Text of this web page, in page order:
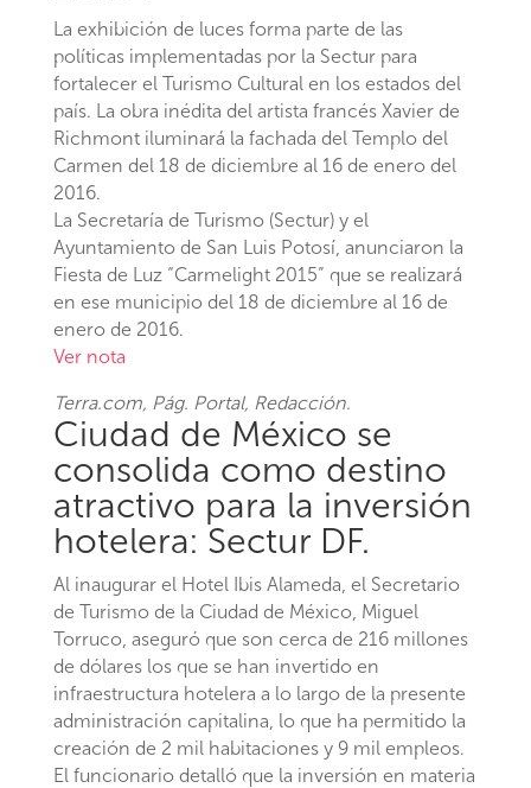
La exhibición de luces forma parte de las
políticas implementadas por la Sectur para
fortalecer el Turismo Cultural en los estados del
país. La obra inédita del artista francés Xavier de
Richmont iluminará la fachada del Templo del
Carmen del 18 de diciembre al 16 de enero del
2016.
La Secretaría de Turismo (Sectur) y el
Ayuntamiento de San Luis Potosí, anunciaron la
Fiesta de Luz “Carmelight 2015” que se realizará
en ese municipio del 18 de diciembre al 16 de
enero de 2016.
Ver nota
Terra.com, Pág. Portal, Redacción.
Ciudad de México se
consolida como destino
atractivo para la inversión
hotelera: Sectur DF.
Al inaugurar el Hotel Ibis Alameda, el Secretario
de Turismo de la Ciudad de México, Miguel
Torruco, aseguró que son cerca de 216 millones
de dólares los que se han invertido en
infraestructura hotelera a lo largo de la presente
administración capitalina, lo que ha permitido la
creación de 2 mil habitaciones y 9 mil empleos.
El funcionario detalló que la inversión en materia